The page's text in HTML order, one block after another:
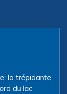
la trépidante
du lac